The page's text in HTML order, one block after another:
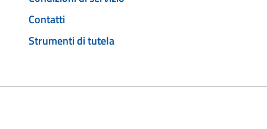
Contatti
Strumenti di tutela